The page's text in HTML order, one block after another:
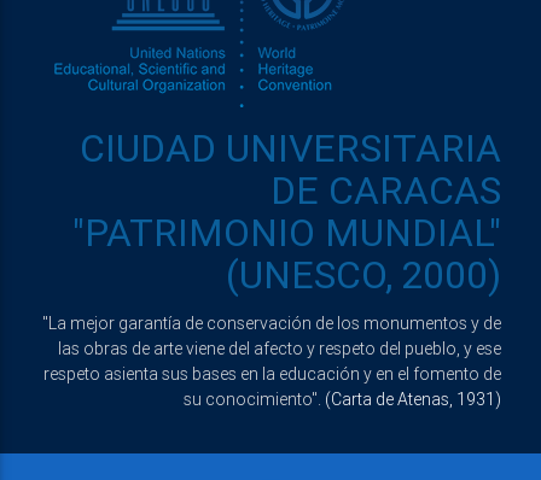
CIUDAD UNIVERSITARIA
DE CARACAS
"PATRIMONIO MUNDIAL"
(UNESCO, 2000)
"La mejor garantía de conservación de los monumentos y de
las obras de arte viene del afecto y respeto del pueblo, y ese
respeto asienta sus bases en la educación y en el fomento de
su conocimiento". (Carta de Atenas, 1931)